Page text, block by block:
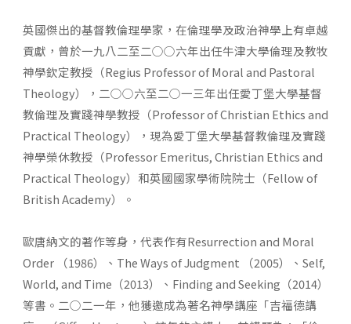
英國傑出的基督教倫理學家，在倫理學及政治神學上有卓越
貢獻，曾於一九八二至二○○六年出任牛津大學倫理及教牧
神學欽定教授（Regius Professor of Moral and Pastoral
Theology），二○○六至二○一三年出任愛丁堡大學基督
教倫理及實踐神學教授（Professor of Christian Ethics and
Practical Theology），現為愛丁堡大學基督教倫理及實踐
神學榮休教授（Professor Emeritus, Christian Ethics and
Practical Theology）和英國國家學術院院士（Fellow of
British Academy）。
歐唐納文的著作等身，代表作有Resurrection and Moral
Order （1986）、The Ways of Judgment （2005）、Self,
World, and Time（2013）、Finding and Seeking（2014）
等書。二○二一年，他獲邀成為著名神學講座「吉福德講